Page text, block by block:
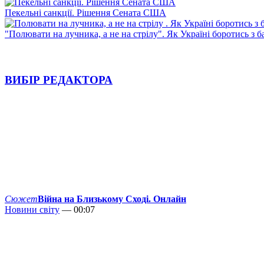
Пекельні санкції. Рішення Сената США
"Полювати на лучника, а не на стрілу". Як Україні боротись з
ВИБІР РЕДАКТОРА
СюжетВійна на Близькому Сході. Онлайн
Новини світу — 00:07